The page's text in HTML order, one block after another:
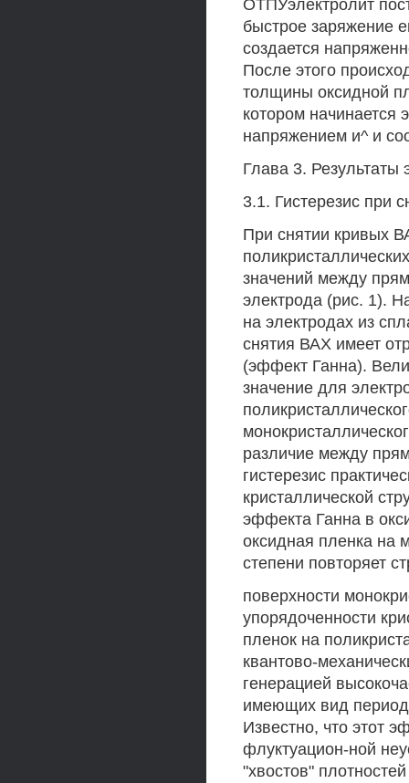
ОТПУэлектролит
быстрое заряжение
создается
После этого
толщины оксидной
котором начинается
напряжением и^ и
Глава 3. Результаты
3.1. Гистерезис при
При снятии кривых
значений между
электрода (рис. 1).
на электродах из
снятия ВАХ имеет
(эффект Ганна).
значение для
различие между
гистерезис
кристаллической
эффекта Ганна в
оксидная пленка на
степени повторяет
поверхности
упорядоченности
пленок на
квантово-
генерацией
имеющих вид
Известно, что этот
флуктуацион-ной
"хвостов"